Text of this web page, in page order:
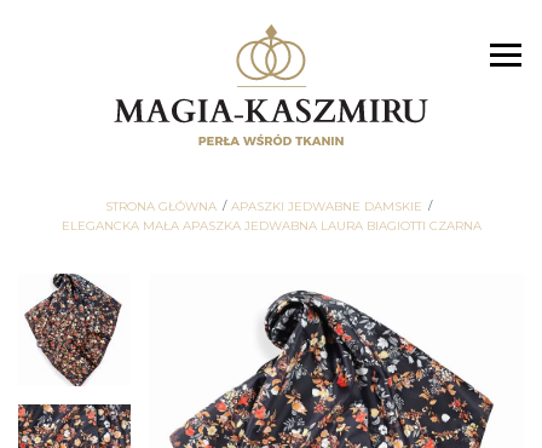
STRONA GŁÓWNA
APASZKI JEDWABNE DAMSKIE
ELEGANCKA MAŁA APASZKA JEDWABNA LAURA BIAGIOTTI CZARNA